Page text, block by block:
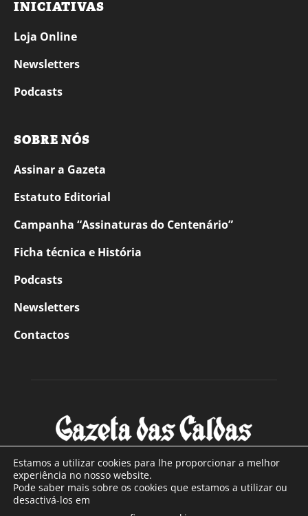
INICIATIVAS
Loja Online
Newsletters
Podcasts
SOBRE NÓS
Assinar a Gazeta
Estatuto Editorial
Campanha “Assinaturas do Centenário”
Ficha técnica e História
Podcasts
Newsletters
Contactos
SOBRE NÓS
Estamos a utilizar cookies para lhe proporcionar a melhor
experiência no nosso website.
Pode saber mais sobre os cookies que estamos a utilizar ou
desactivá-los em